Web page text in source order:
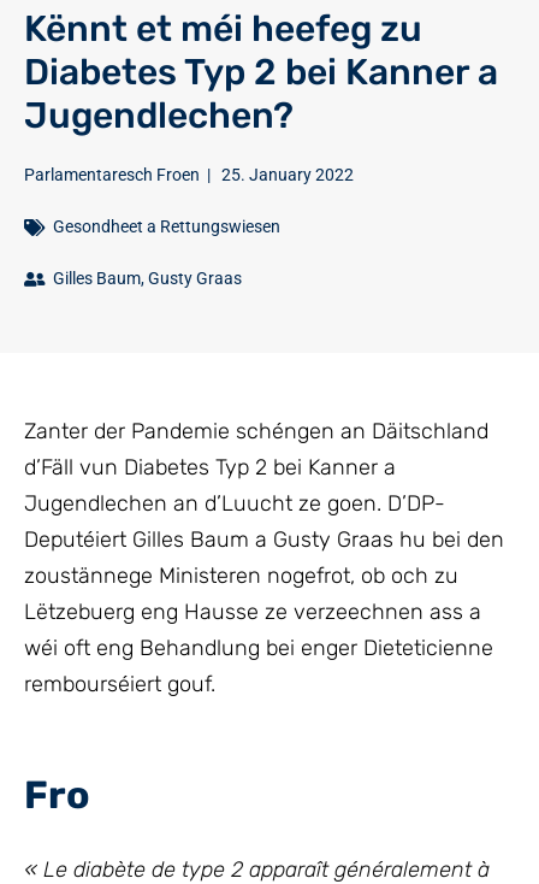
Kënnt et méi heefeg zu
Diabetes Typ 2 bei Kanner a
Jugendlechen?
Parlamentaresch Froen | 25. January 2022
Gesondheet a Rettungswiesen
Gilles Baum,Gusty Graas
Zanter der Pandemie schéngen an Däitschland
d’Fäll vun Diabetes Typ 2 bei Kanner a
Jugendlechen an d’Luucht ze goen. D’DP-
Deputéiert Gilles Baum a Gusty Graas hu bei den
zoustännege Ministeren nogefrot, ob och zu
Lëtzebuerg eng Hausse ze verzeechnen ass a
wéi oft eng Behandlung bei enger Dieteticienne
rembourséiert gouf.
Fro
« Le diabète de type 2 apparaît généralement à